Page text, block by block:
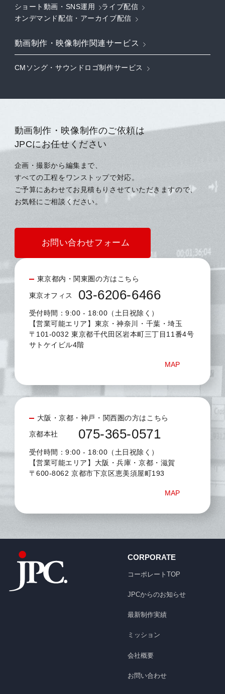
ショート動画・SNS運用
ライブ配信
オンデマンド配信・アーカイブ配信
動画制作・映像制作関連サービス
CMソング・サウンドロゴ制作サービス
動画制作・映像制作のご依頼は
JPCにお任せください
企画・撮影から編集まで、
すべての工程をワンストップで対応。
ご予算にあわせてお見積もりさせていただきますので、
お気軽にご相談ください。
お問い合わせフォーム
東京都内・関東圏の方はこちら
東京オフィス 03-6206-6466
受付時間：9:00 - 18:00（土日祝除く）
【営業可能エリア】東京・神奈川・千葉・埼玉
〒101-0032 東京都千代田区岩本町三丁目11番4号
サトケイビル4階
MAP
大阪・京都・神戸・関西圏の方はこちら
京都本社 075-365-0571
受付時間：9:00 - 18:00（土日祝除く）
【営業可能エリア】大阪・兵庫・京都・滋賀
〒600-8062 京都市下京区恵美須屋町193
MAP
CORPORATE
コーポレートTOP
JPCからのお知らせ
最新制作実績
ミッション
会社概要
お問い合わせ